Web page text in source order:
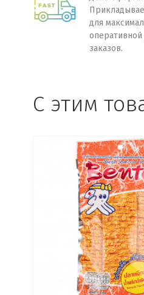
для
оперативной
заказов.
C этим